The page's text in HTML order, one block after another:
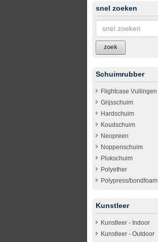
snel zoeken
zoek
Schuimrubber
Flightcase Vullingen
Grijsschuim
Hardschuim
Koudschuim
Neopreen
Noppenschuim
Plukschuim
Polyether
Polypress/bondfoam
Kunstleer
Kunstleer - Indoor
Kunstleer - Outdoor